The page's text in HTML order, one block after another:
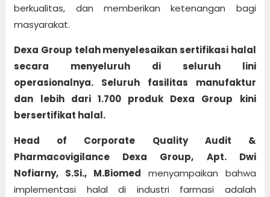
berkualitas, dan memberikan ketenangan bagi
masyarakat.
Dexa Group telah menyelesaikan sertifikasi halal
secara menyeluruh di seluruh lini
operasionalnya. Seluruh fasilitas manufaktur
dan lebih dari 1.700 produk Dexa Group kini
bersertifikat halal.
Head of Corporate Quality Audit &
Pharmacovigilance Dexa Group, Apt. Dwi
Nofiarny, S.Si., M.Biomed menyampaikan bahwa
implementasi halal di industri farmasi adalah